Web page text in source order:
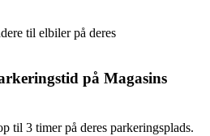
til elbiler på deres
på Magasins
til 3 timer på deres parkeringsplads.